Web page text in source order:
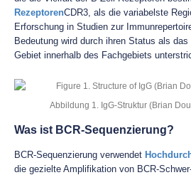
RezeptorenCDR3, als die variabelste
Erforschung in Studien zur
Bedeutung wird durch ihren Status als
Gebiet innerhalb des Fachgebiets
Abbildung 1. IgG-Struktur (Brian
Was ist BCR-Sequenzierung?
BCR-Sequenzierung verwendet
die gezielte Amplifikation von BCR-